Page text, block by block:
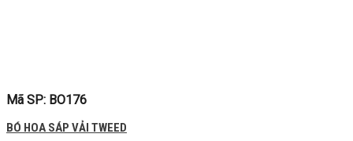
Mã SP: BO176
BÓ HOA SÁP VẢI TWEED